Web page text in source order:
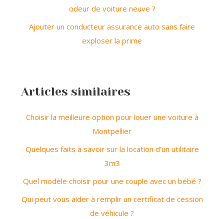
odeur de voiture neuve ?
Ajouter un conducteur assurance auto sans faire
exploser la prime
Articles similaires
Choisir la meilleure option pour louer une voiture à
Montpellier
Quelques faits à savoir sur la location d’un utilitaire
3m3
Quel modèle choisir pour une couple avec un bébé ?
Qui peut vous aider à remplir un certificat de cession
de véhicule ?